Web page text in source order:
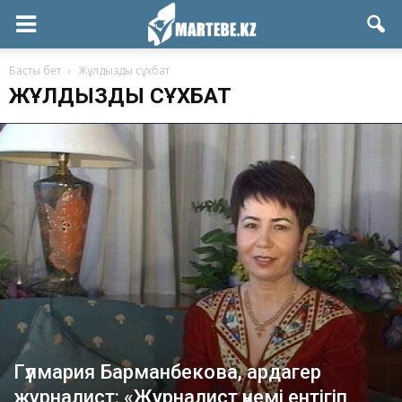
Басты бет Жұлдызды сұхбат
ЖҰЛДЫЗДЫ СҰХБАТ
Гүлмария Барманбекова, ардагер
журналист: «Журналист үнемі ентігіп